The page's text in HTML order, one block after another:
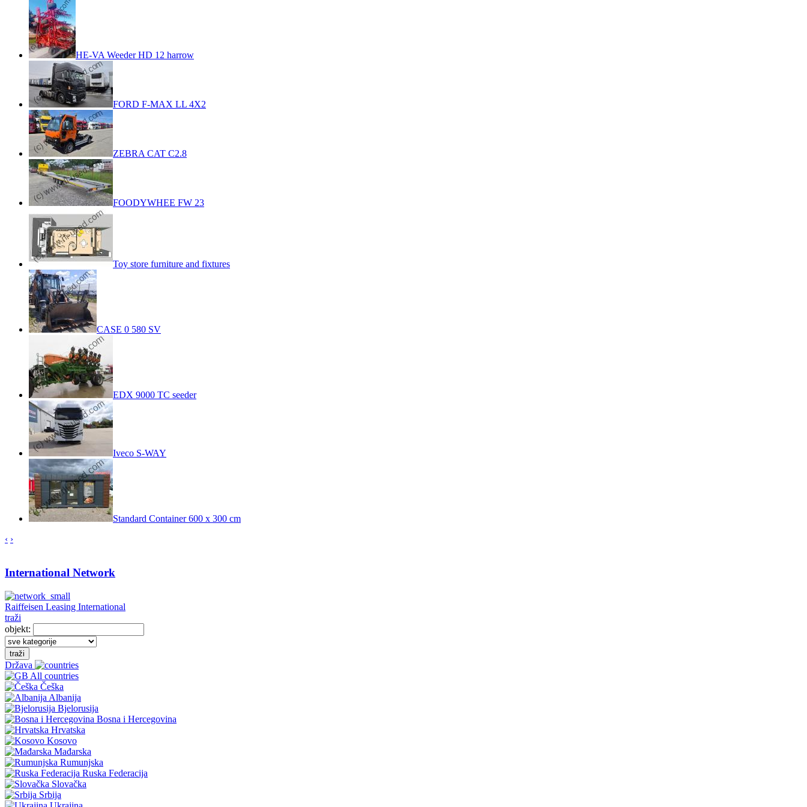
HE-VA Weeder HD 12 harrow
FORD F-MAX LL 4X2
ZEBRA CAT C2.8
FOODYWHEE FW 23
Toy store furniture and fixtures
CASE 0 580 SV
EDX 9000 TC seeder
Iveco S-WAY
Standard Container 600 x 300 cm
‹ ›
International Network
Raiffeisen Leasing International
traži
objekt:
traži
Država
All countries
Češka
Albanija
Bjelorusija
Bosna i Hercegovina
Hrvatska
Kosovo
Mađarska
Rumunjska
Ruska Federacija
Slovačka
Srbija